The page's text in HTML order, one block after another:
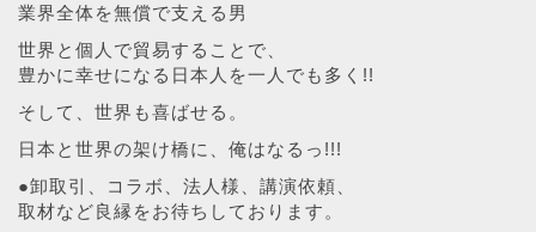
業界全体を無償で支える男
世界と個人で貿易することで、
豊かに幸せになる日本人を一人でも多く!!
そして、世界も喜ばせる。
日本と世界の架け橋に、俺はなるっ!!!
●卸取引、コラボ、法人様、講演依頼、
取材など良縁をお待ちしております。